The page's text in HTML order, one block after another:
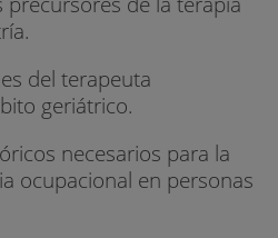
del terapeuta
geriátrico.
necesarios para la
ocupacional en personas